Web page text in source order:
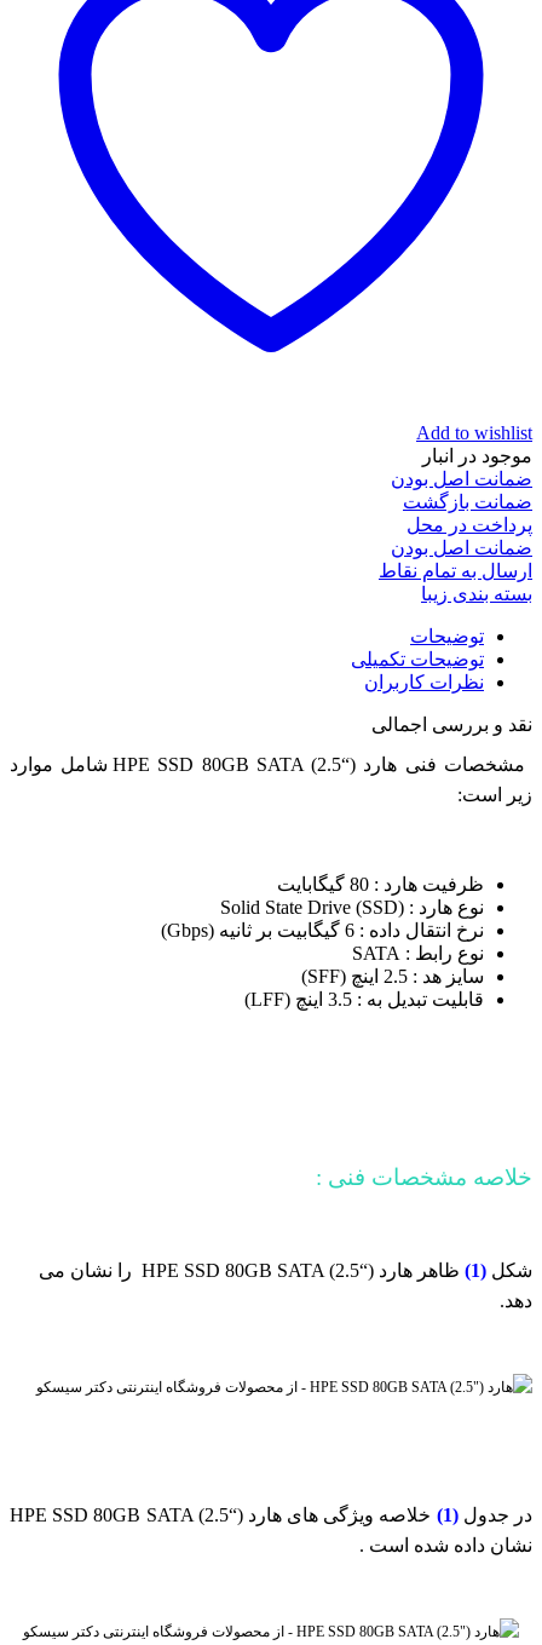
Add to wishlist
موجود در انبار
ضمانت اصل بودن
ضمانت بازگشت
پرداخت در محل
ضمانت اصل بودن
ارسال به تمام نقاط
بسته بندی زیبا
توضیحات
توضیحات تکمیلی
نظرات کاربران
نقد و بررسی اجمالی
مشخصات فنی هارد (“HPE SSD 80GB SATA (2.5 شامل موارد
زیر است:
ظرفیت هارد : 80 گیگابایت
نوع هارد : (Solid State Drive (SSD
نرخ انتقال داده : 6 گیگابیت بر ثانیه (Gbps)
نوع رابط : SATA
سایز هد : 2.5 اینچ (SFF)
قابلیت تبدیل به : 3.5 اینچ (LFF)
خلاصه مشخصات فنی :
شکل (1)
ظاهر هارد (“HPE SSD 80GB SATA (2.5 را نشان می
دهد.
در جدول(1)
خلاصه ویژگی های هارد (“HPE SSD 80GB SATA (2.5
نشان داده شده است .